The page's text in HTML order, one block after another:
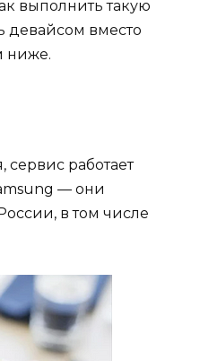
выполнить такую
девайсом вместо
ниже.
сервис работает
— они
в том числе